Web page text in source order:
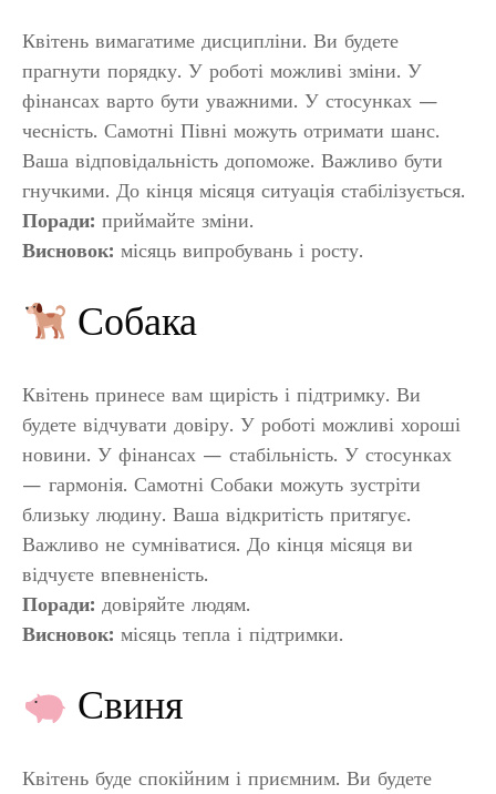
Квітень вимагатиме дисципліни. Ви будете
прагнути порядку. У роботі можливі зміни. У
фінансах варто бути уважними. У стосунках —
чесність. Самотні Півні можуть отримати шанс.
Ваша відповідальність допоможе. Важливо бути
гнучкими. До кінця місяця ситуація стабілізується.
Поради: приймайте зміни.
Висновок: місяць випробувань і росту.
Собака
Квітень принесе вам щирість і підтримку. Ви
будете відчувати довіру. У роботі можливі хороші
новини. У фінансах — стабільність. У стосунках
— гармонія. Самотні Собаки можуть зустріти
близьку людину. Ваша відкритість притягує.
Важливо не сумніватися. До кінця місяця ви
відчуєте впевненість.
Поради: довіряйте людям.
Висновок: місяць тепла і підтримки.
Свиня
Квітень буде спокійним і приємним. Ви будете